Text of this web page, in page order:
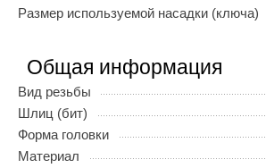
Размер используемой насадки (ключа)
Общая информация
Вид резьбы
Шлиц (бит)
Форма головки
Материал